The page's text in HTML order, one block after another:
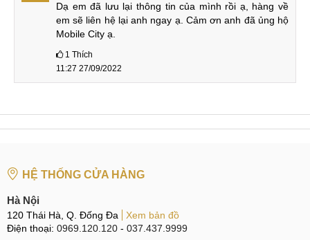
Trải nghiệm sự mượt mà của hình ảnh chuyển động và hiệu
hình hoạt ảnh cực mượt với tốc độ làm tươi 120Hz.
trang bị sạc nhanh 33W giúp rút ngắn thời gian sạc xuống
Dạ em đã lưu lại thông tin của mình rồi ạ, hàng về
em sẽ liên hệ lại anh ngay ạ. Cảm ơn anh đã ủng hộ
Mobile City ạ.
1 Thích
11:27 27/09/2022
HỆ THỐNG CỬA HÀNG
Hà Nội
120 Thái Hà, Q. Đống Đa
Xem bản đồ
Điện thoại: 0969.120.120 - 037.437.9999